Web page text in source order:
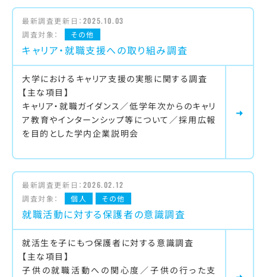
最新調査更新日： 2025.10.03
調査対象：
その他
キャリア・就職支援への取り組み調査
大学におけるキャリア支援の実態に関する調査
【主な項目】
キャリア・就職ガイダンス／低学年次からのキャリ
ア教育やインターンシップ等について／採用広報
を目的とした学内企業説明会
最新調査更新日： 2026.02.12
調査対象：
個人 その他
就職活動に対する保護者の意識調査
就活生を子にもつ保護者に対する意識調査
【主な項目】
子供の就職活動への関心度／子供の行った支